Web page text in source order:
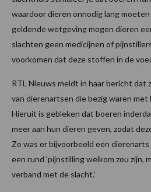
waardoor dieren onnodig lang
geldende wetgeving mogen dieren
slachten geen medicijnen of
voorkomen dat deze stoffen in de
RTL Nieuws meldt in haar bericht dat
van dierenartsen die bezig waren
Hieruit is gebleken dat boeren
meer aan hun dieren geven, zodat
Zo was er bijvoorbeeld een
een rund 'pijnstilling welkom zou zijn,
verband met de slacht.'